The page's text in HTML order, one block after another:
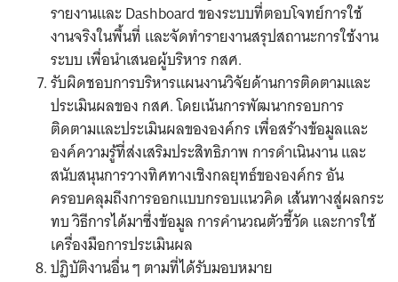
รายงานและ Dashboard ของระบบที่ตอบโจทย์การใช้
งานจริงในพื้นที่ และจัดทำรายงานสรุปสถานะการใช้งาน
ระบบ เพื่อนำเสนอผู้บริหาร กสศ.
รับผิดชอบการบริหารแผนงานวิจัยด้านการติดตามและ
ประเมินผลของ กสศ. โดยเน้นการพัฒนากรอบการ
ติดตามและประเมินผลขององค์กร เพื่อสร้างข้อมูลและ
องค์ความรู้ที่ส่งเสริมประสิทธิภาพ การดำเนินงาน และ
สนับสนุนการวางทิศทางเชิงกลยุทธ์ขององค์กร อัน
ครอบคลุมถึงการออกแบบกรอบแนวคิด เส้นทางสู่ผลกระ
ทบ วิธีการได้มาซึ่งข้อมูล การคำนวณตัวชี้วัด และการใช้
เครื่องมือการประเมินผล
ปฏิบัติงานอื่น ๆ ตามที่ได้รับมอบหมาย